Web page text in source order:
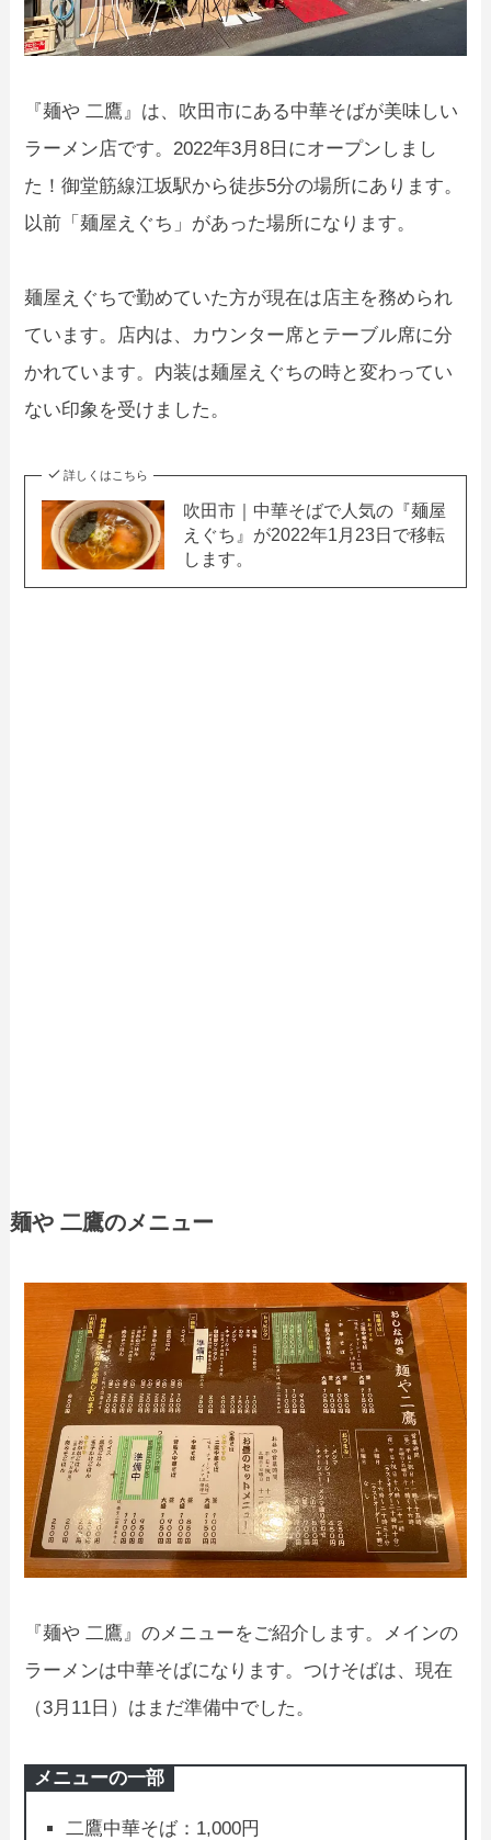
『麺や 二鷹』は、吹田市にある中華そばが美味しい
ラーメン店です。2022年3月8日にオープンしまし
た！御堂筋線江坂駅から徒歩5分の場所にあります。
以前「麺屋えぐち」があった場所になります。
麺屋えぐちで勤めていた方が現在は店主を務められ
ています。店内は、カウンター席とテーブル席に分
かれています。内装は麺屋えぐちの時と変わってい
ない印象を受けました。
詳しくはこちら
吹田市｜中華そばで人気の『麺屋
えぐち』が2022年1月23日で移転
します。
麺や 二鷹のメニュー
『麺や 二鷹』のメニューをご紹介します。メインの
ラーメンは中華そばになります。つけそばは、現在
（3月11日）はまだ準備中でした。
メニューの一部
二鷹中華そば：1,000円